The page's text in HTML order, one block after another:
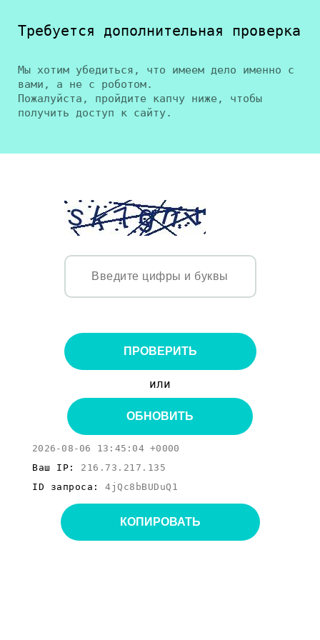
Требуется дополнительная проверка
Мы хотим убедиться, что имеем дело именно с
вами, а не с роботом.
Пожалуйста, пройдите капчу ниже, чтобы
получить доступ к сайту.
ПРОВЕРИТЬ
или
ОБНОВИТЬ
2026-08-06 13:45:04 +0000
Ваш IP: 216.73.217.135
ID запроса: 4jQc8bBUDuQ1
КОПИРОВАТЬ